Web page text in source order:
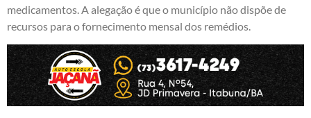
medicamentos. A alegação é que o município não dispõe de
recursos para o fornecimento mensal dos remédios.